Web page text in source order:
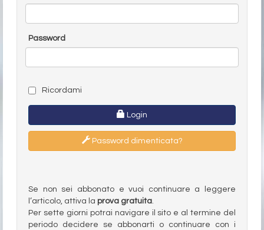
Password
Ricordami
Login
Password dimenticata?
Se non sei abbonato e vuoi continuare a leggere
l’articolo, attiva la prova gratuita.
Per sette giorni potrai navigare il sito e al termine del
periodo decidere se abbonarti o continuare con i